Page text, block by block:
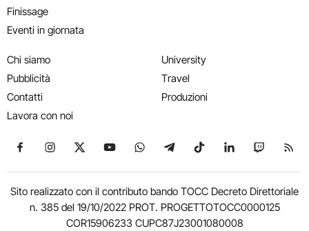
Finissage
Eventi in giornata
Chi siamo
Pubblicità
Contatti
Lavora con noi
University
Travel
Produzioni
Seguici su Facebook
Seguici su Instagram
Seguici su X
Seguici su YouTube
Seguici su WhatsApp
Seguici su Telegram
Seguici su TikTok
Seguici su
Seguici
Sito realizzato con il contributo bando TOCC Decreto Direttoriale
n. 385 del 19/10/2022 PROT. PROGETTOTOCC0000125
COR15906233 CUPC87J23001080008